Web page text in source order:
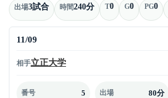
出場3試合 時間240分 T0 G0 PG0
11/09
相手立正大学
番号 5 出場 80分